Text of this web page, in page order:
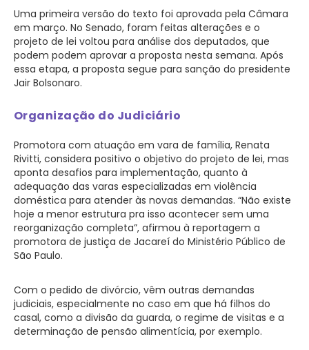
Uma primeira versão do texto foi aprovada pela Câmara
em março. No Senado, foram feitas alterações e o
projeto de lei voltou para análise dos deputados, que
podem podem aprovar a proposta nesta semana. Após
essa etapa, a proposta segue para sanção do presidente
Jair Bolsonaro.
Organização do Judiciário
Promotora com atuação em vara de família, Renata
Rivitti, considera positivo o objetivo do projeto de lei, mas
aponta desafios para implementação, quanto à
adequação das varas especializadas em violência
doméstica para atender às novas demandas. “Não existe
hoje a menor estrutura pra isso acontecer sem uma
reorganização completa”, afirmou à reportagem a
promotora de justiça de Jacareí do Ministério Público de
São Paulo.
Com o pedido de divórcio, vêm outras demandas
judiciais, especialmente no caso em que há filhos do
casal, como a divisão da guarda, o regime de visitas e a
determinação de pensão alimentícia, por exemplo.